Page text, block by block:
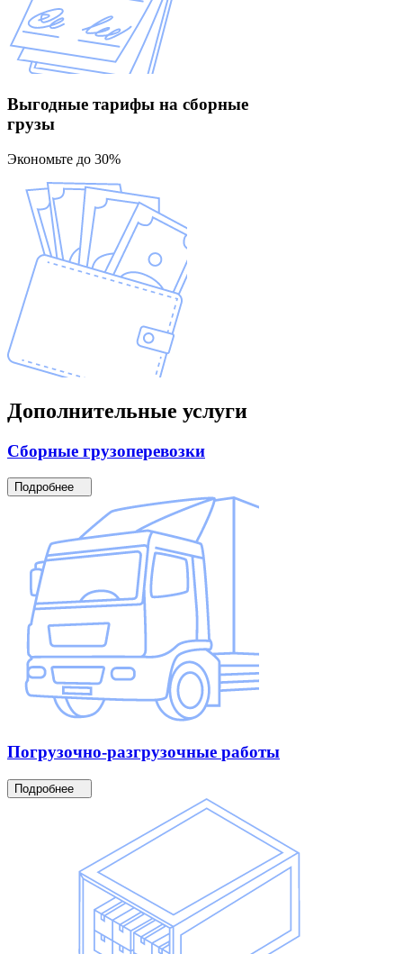
Выгодные тарифы на сборные
грузы
Экономьте до 30%
Дополнительные услуги
Сборные грузоперевозки
Подробнее
Погрузочно-разгрузочные работы
Подробнее